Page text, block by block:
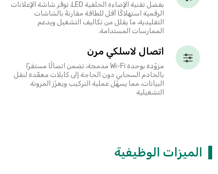
بفضل تقنية الإضاءة الخلفية LED، توفّر شاشة الإعلانات
الرقمية استهلاكًا أقل للطاقة مقارنةً بالشاشات
التقليدية، ما يقلل من تكاليف التشغيل ويدعم
الممارسات المستدامة.
اتصال لاسلكي مرن
مزوّدة بوحدة Wi-Fi مدمجة، تضمن اتصالًا مستقرًا
بالخادم السحابي دون الحاجة إلى كابلات معقّدة لنقل
البيانات، مما يسهّل عملية التركيب ويعزّز المرونة
التشغيلية
الميزات الوظيفية